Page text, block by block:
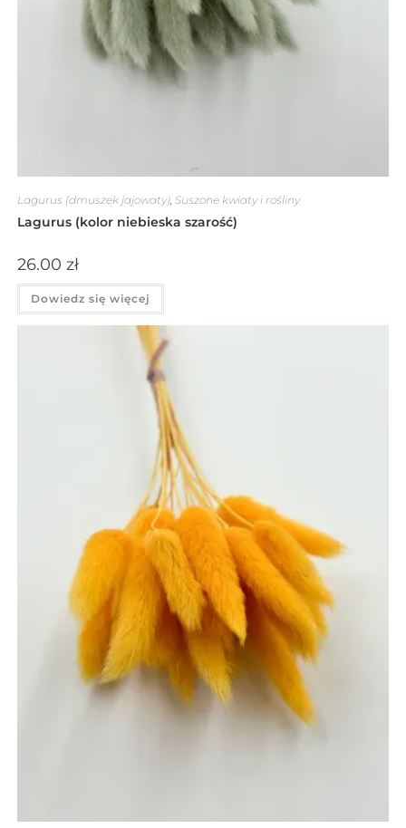
Lagurus (dmuszek jajowaty), Suszone kwiaty i rośliny
Lagurus (kolor niebieska szarość)
26.00 zł
Dowiedz się więcej